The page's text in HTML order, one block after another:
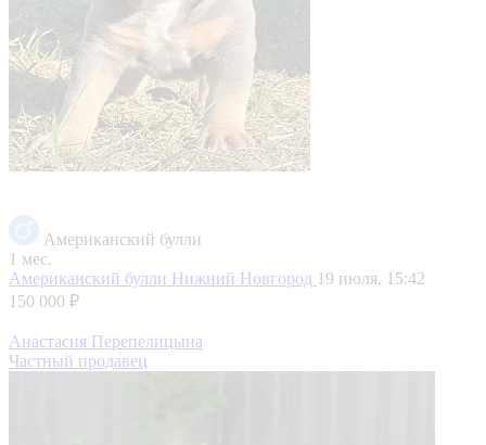
Американский булли
1 мес.
Американский булли Нижний Новгород 19 июля, 15:42
150 000 ₽
Анастасия Перепелицына
Частный продавец